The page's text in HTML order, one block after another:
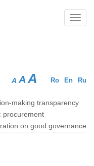
Ro En Ru
A A A
making transparency
procurement
on good governance